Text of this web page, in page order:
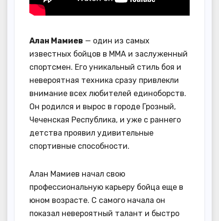
Алан Мамиев — один из самых
известных бойцов в ММА и заслуженный
спортсмен. Его уникальный стиль боя и
невероятная техника сразу привлекли
внимание всех любителей единоборств.
Он родился и вырос в городе Грозный,
Чеченская Республика, и уже с раннего
детства проявил удивительные
спортивные способности.
Алан Мамиев начал свою
профессиональную карьеру бойца еще в
юном возрасте. С самого начала он
показал невероятный талант и быстро